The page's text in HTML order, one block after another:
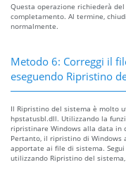
Questa operazione richiederà
completamento. Al termine,
normalmente.
Metodo 6: Correggi il
eseguendo Ripristino
Il Ripristino del sistema è molto
hpstatusbl.dll. Utilizzando la
ripristinare Windows alla data in
Pertanto, il ripristino di Windows
apportate ai file di sistema.
utilizzando Ripristino del